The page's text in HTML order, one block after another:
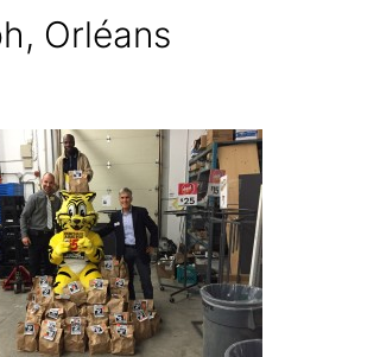
Orléans